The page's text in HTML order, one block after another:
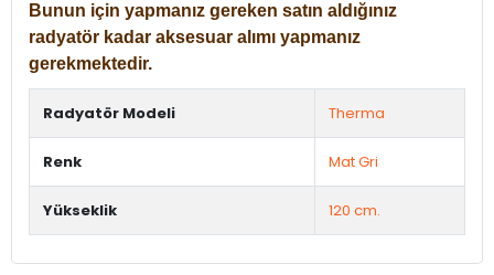
Bunun için yapmanız gereken satın aldığınız
radyatör kadar aksesuar alımı yapmanız
gerekmektedir.
Radyatör Modeli Therma
Renk Mat Gri
Yükseklik 120 cm.